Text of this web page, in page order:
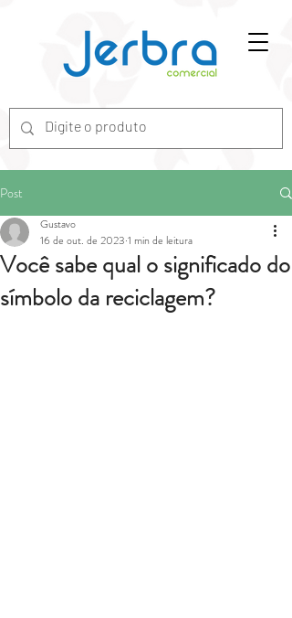
Post
Você sabe qual o significado do
símbolo da reciclagem?
Gustavo
16 de out. de 2023 1 min de leitura